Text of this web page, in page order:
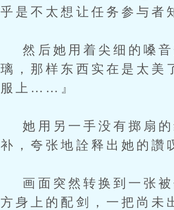
乎是不太想让任务参与者
然后她用着尖细的嗓音
璃，那样东西实在是太美
服上……』
她用另一手没有掷扇的
补，夸张地詮释出她的讚
画面突然转换到一张被
方身上的配剑，一把尚未